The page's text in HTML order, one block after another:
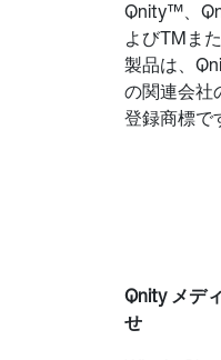
Qnity™、
よびTMま
製品は、
の関連会社
登録商標で
Qnity メデ
せ